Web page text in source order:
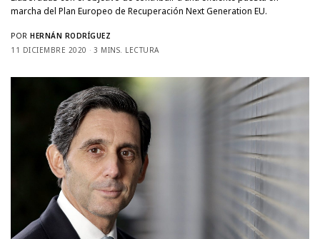
marcha del Plan Europeo de Recuperación Next Generation EU.
POR HERNÁN RODRÍGUEZ
11 DICIEMBRE 2020
3 MINS. LECTURA